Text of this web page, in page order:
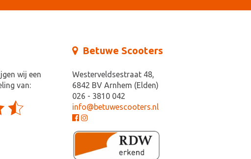
wij een
van:
Betuwe Scooters
Westerveldsestraat 48,
6842 BV Arnhem (Elden)
026 - 3810 042
info@betuwescooters.nl